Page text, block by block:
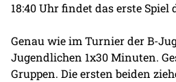
18:40 Uhr findet das erste Spiel
Genau wie im Turnier der B-
Jugendlichen 1x30 Minuten.
Gruppen. Die ersten beiden